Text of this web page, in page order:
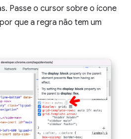
Passe o cursor sobre o ícone
que a regra não tem um